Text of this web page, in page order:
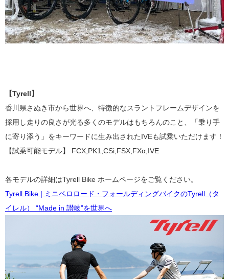
【Tyrell】
香川県さぬき市から世界へ、特徴的なスラントフレームデザインを
採用し走りの良さが光る多くのモデルはもちろんのこと、「乗り手
に寄り添う」をキーワードに生み出されたIVEも試乗いただけます！
【試乗可能モデル】 FCX,PK1,CSi,FSX,FXα,IVE
各モデルの詳細はTyrell Bike ホームページをご覧ください。
Tyrell Bike | ミニベロロード・フォールディングバイクのTyrell（タ
イレル） “Made in 讃岐”を世界へ